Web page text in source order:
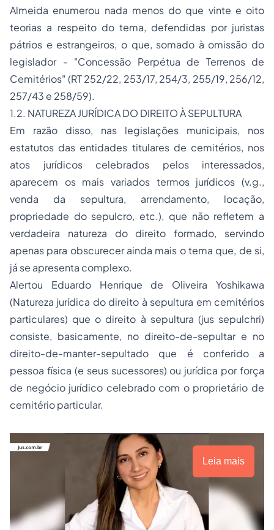
Almeida enumerou nada menos do que vinte e oito
teorias a respeito do tema, defendidas por juristas
pátrios e estrangeiros, o que, somado à omissão do
legislador - "Concessão Perpétua de Terrenos de
Cemitérios" (RT 252/22, 253/17, 254/3, 255/19, 256/12,
257/43 e 258/59).
1.2. NATUREZA JURÍDICA DO DIREITO À SEPULTURA
Em razão disso, nas legislações municipais, nos
estatutos das entidades titulares de cemitérios, nos
atos jurídicos celebrados pelos interessados,
aparecem os mais variados termos jurídicos (v.g.,
venda da sepultura, arrendamento, locação,
propriedade do sepulcro, etc.), que não refletem a
verdadeira natureza do direito formado, servindo
apenas para obscurecer ainda mais o tema que, de si,
já se apresenta complexo.
Alertou Eduardo Henrique de Oliveira Yoshikawa
(Natureza jurídica do direito à sepultura em cemitérios
particulares) que o direito à sepultura (jus sepulchri)
consiste, basicamente, no direito-de-sepultar e no
direito-de-manter-sepultado que é conferido a
pessoa física (e seus sucessores) ou jurídica por força
de negócio jurídico celebrado com o proprietário de
cemitério particular.
Leia mais